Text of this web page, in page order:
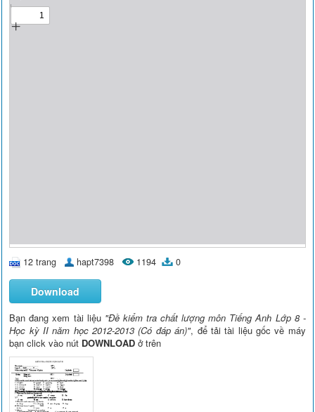
12 trang hapt7398 1194 0
Download
Bạn đang xem tài liệu "Đề kiểm tra chất lượng môn Tiếng Anh Lớp 8 -
Học kỳ II năm học 2012-2013 (Có đáp án)", để tải tài liệu gốc về máy
bạn click vào nút DOWNLOAD ở trên